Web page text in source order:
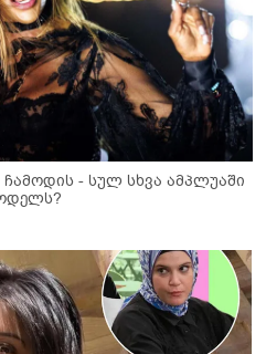
- სულ სხვა ამპლუაში